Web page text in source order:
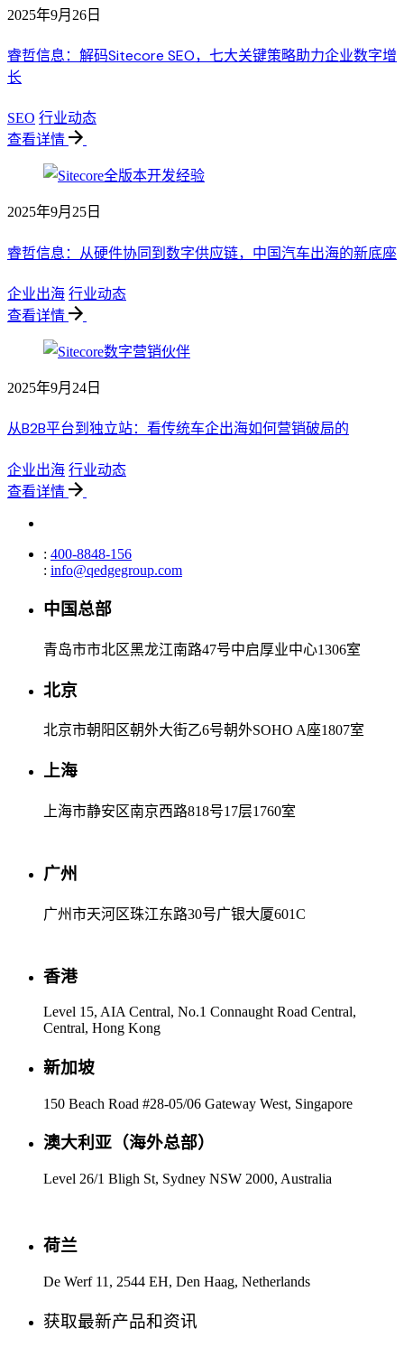
2025年9月26日
睿哲信息：解码Sitecore SEO，七大关键策略助力企业数字增
长
SEO 行业动态
查看详情
2025年9月25日
睿哲信息：从硬件协同到数字供应链，中国汽车出海的新底座
企业出海 行业动态
查看详情
2025年9月24日
从B2B平台到独立站：看传统车企出海如何营销破局的
企业出海 行业动态
查看详情
: 400-8848-156
: info@qedgegroup.com
中国总部
青岛市市北区黑龙江南路47号中启厚业中心1306室
北京
北京市朝阳区朝外大街乙6号朝外SOHO A座1807室
上海
上海市静安区南京西路818号17层1760室
广州
广州市天河区珠江东路30号广银大厦601C
香港
Level 15, AIA Central, No.1 Connaught Road Central,
Central, Hong Kong
新加坡
150 Beach Road #28-05/06 Gateway West, Singapore
澳大利亚（海外总部）
Level 26/1 Bligh St, Sydney NSW 2000, Australia
荷兰
De Werf 11, 2544 EH, Den Haag, Netherlands
获取最新产品和资讯